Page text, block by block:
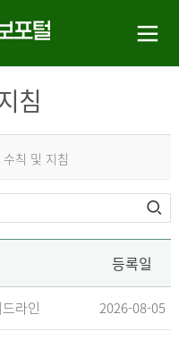
침
수칙 및 지침
등록일
라인 2026-08-05